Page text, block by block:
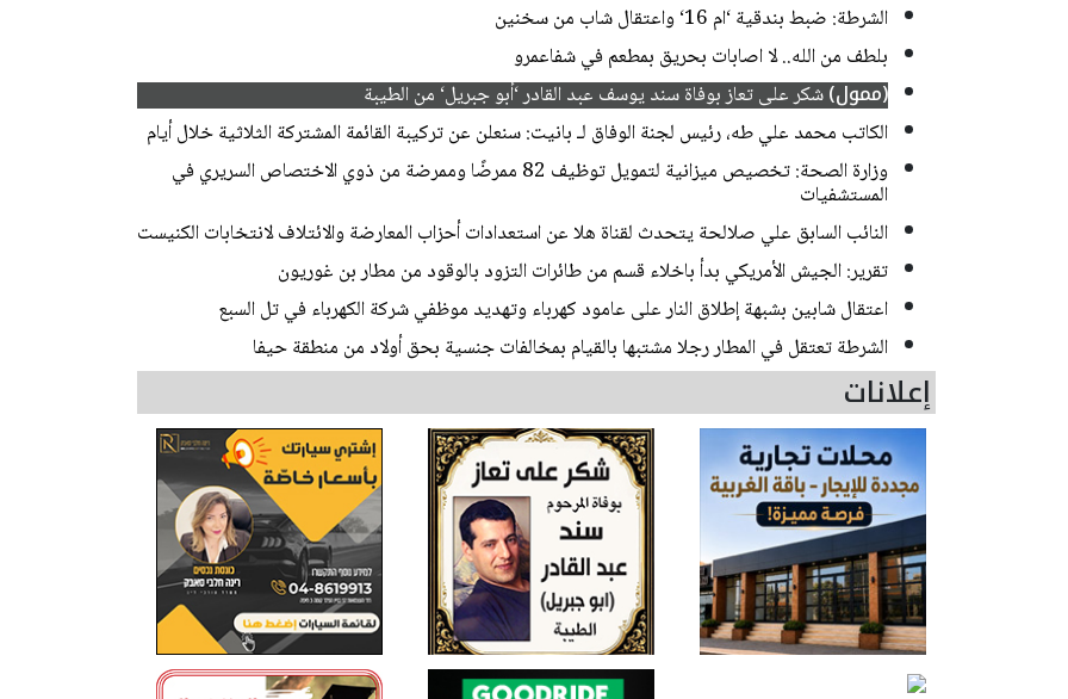
الشرطة: ضبط بندقية ‘ام 16‘ واعتقال شاب من سخنين
بلطف من الله.. لا اصابات بحريق بمطعم في شفاعمرو
(ممول)شكر على تعاز بوفاة سند يوسف عبد القادر ‘أبو جبريل‘ من الطيبة
الكاتب محمد علي طه، رئيس لجنة الوفاق لـ بانيت: سنعلن عن تركيبة القائمة المشتركة الثلاثية خلال أيام
وزارة الصحة: تخصيص ميزانية لتمويل توظيف 82 ممرضًا وممرضة من ذوي الاختصاص السريري في
المستشفيات
النائب السابق علي صلالحة يتحدث لقناة هلا عن استعدادات أحزاب المعارضة والائتلاف لانتخابات الكنيست
تقرير: الجيش الأمريكي بدأ باخلاء قسم من طائرات التزود بالوقود من مطار بن غوريون
اعتقال شابين بشبهة إطلاق النار على عامود كهرباء وتهديد موظفي شركة الكهرباء في تل السبع
الشرطة تعتقل في المطار رجلا مشتبها بالقيام بمخالفات جنسية بحق أولاد من منطقة حيفا
إعلانات